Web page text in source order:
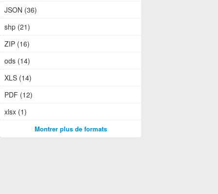
JSON (36)
shp (21)
ZIP (16)
ods (14)
XLS (14)
PDF (12)
xlsx (1)
Montrer plus de formats